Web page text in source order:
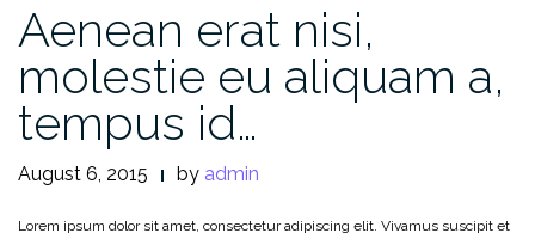
Aenean erat nisi,
molestie eu aliquam a,
tempus id…
August 6, 2015 by admin
Lorem ipsum dolor sit amet, consectetur adipiscing elit. Vivamus suscipit et